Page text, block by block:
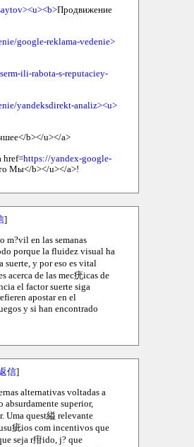
Продвижение
google-reklama-vedenie>
ili-rabota-s-reputaciey-
yandeksdirekt-analiz><u>
b></u></a>
href=https://yandex-google-
Мы</b></u></a>!
]
m?vil en las semanas
porque la fluidez visual ha
suerte, y por eso es vital
acerca de las mec疣icas de
el factor suerte siga
apostar en el
y si han encontrado
信]
alternativas voltadas a
superior,
Uma quest縊 relevante
疵ios com incentivos que
seja r疳ido, j? que